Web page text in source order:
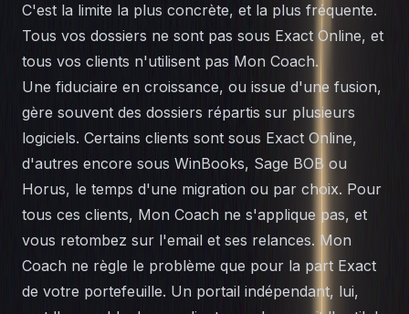
C'est la limite la plus concrète, et la plus fréquente.
Tous vos dossiers ne sont pas sous Exact Online, et
tous vos clients n'utilisent pas Mon Coach.
Une fiduciaire en croissance, ou issue d'une fusion,
gère souvent des dossiers répartis sur plusieurs
logiciels. Certains clients sont sous Exact Online,
d'autres encore sous WinBooks, Sage BOB ou
Horus, le temps d'une migration ou par choix. Pour
tous ces clients, Mon Coach ne s'applique pas, et
vous retombez sur l'email et ses relances. Mon
Coach ne règle le problème que pour la part Exact
de votre portefeuille. Un portail indépendant, lui,